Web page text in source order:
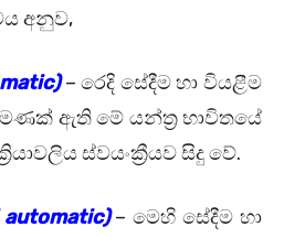
අනුව,
– රෙදි සේදීම හා වියළීම
ඇති මේ යන්ත්‍ර භාවිතයේ
ස්‌වයංක්‍රීයව සිදු වේ.
automatic)– මෙහි සේදීම හා